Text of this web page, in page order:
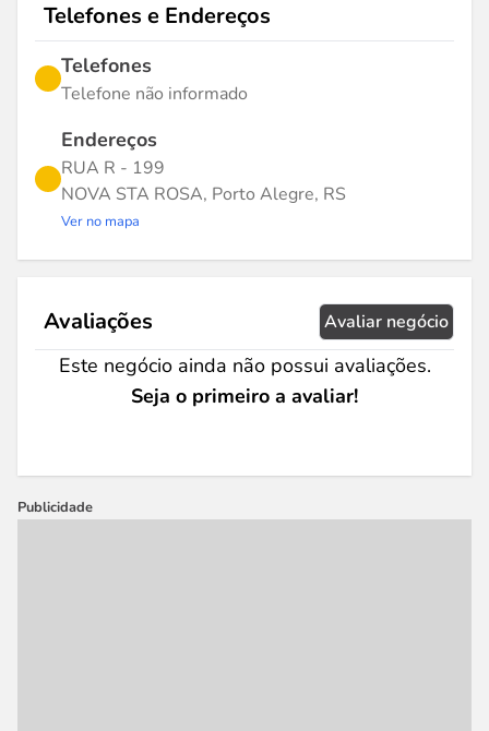
Telefones e Endereços
Telefones
Telefone não informado
Endereços
RUA R - 199
NOVA STA ROSA, Porto Alegre, RS
Ver no mapa
Avaliações Avaliar negócio
Este negócio ainda não possui avaliações.
Seja o primeiro a avaliar!
Publicidade